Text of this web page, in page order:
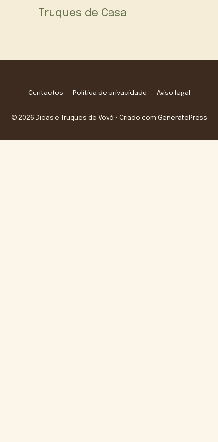
Truques de Casa
Contactos Política de privacidade Aviso legal
© 2026 Dicas e Truques de Vovó • Criado com GeneratePress